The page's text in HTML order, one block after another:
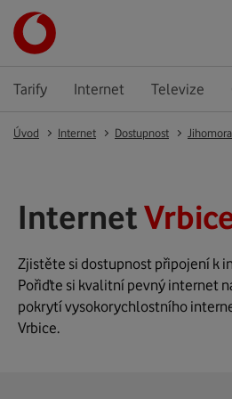
Tarify Internet Televize
Úvod Internet Dostupnost
Internet
Zjistěte si dostupnost připojení k
Pořiďte si kvalitní pevný internet
pokrytí vysokorychlostního
Vrbice.